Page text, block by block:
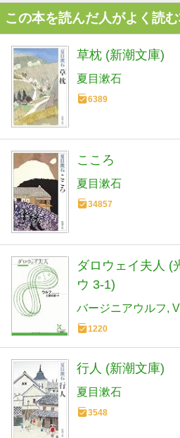
この本を読んだ人がよく読
草枕 (新潮文庫)
夏目漱石
6389
こころ
夏目漱石
34857
ダロウェイ夫人 (
ウ 3-1)
バージニアウルフ
1220
行人 (新潮文庫)
夏目漱石
3548